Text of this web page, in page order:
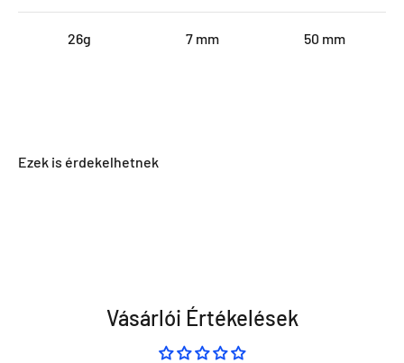
26g 7 mm 50 mm
Vásárlói Értékelések